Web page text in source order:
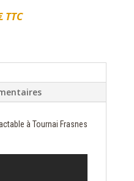
TTC
à Tournai Frasnes